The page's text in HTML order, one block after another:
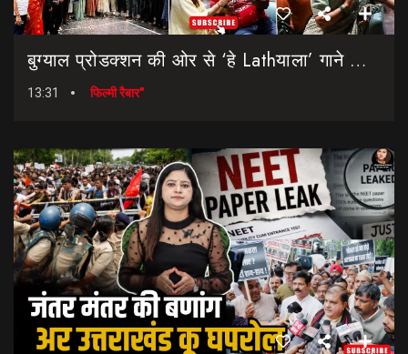
बुग्याल प्रोडक्शन की ओर से ‘हे Lathयाला’ गाने की शानदार लॉन्चिंग || Hey Lathyala || Garhwali Song
13:31 फिल्मी रैबार"